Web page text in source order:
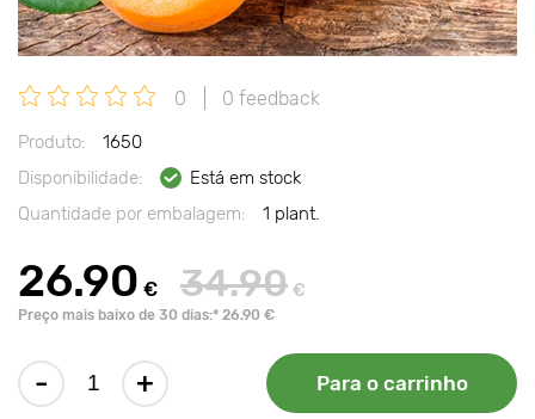
0 0 feedback
Produto:
1650
Disponibilidade:
Está em stock
Quantidade por embalagem:
1 plant.
26.90 € 34.90 €
Preço mais baixo de 30 dias:* 26.90 €
- + Para o carrinho